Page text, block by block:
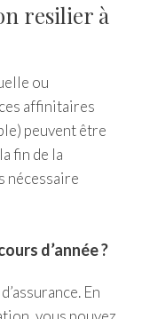
resilier à
ou
affinitaires
peuvent être
fin de la
nécessaire
d’année ?
En